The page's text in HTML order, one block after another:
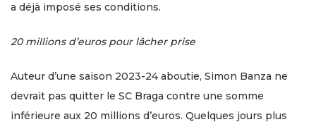
a déjà imposé ses conditions.
20 millions d’euros pour lâcher prise
Auteur d’une saison 2023-24 aboutie, Simon Banza ne
devrait pas quitter le SC Braga contre une somme
inférieure aux 20 millions d’euros. Quelques jours plus